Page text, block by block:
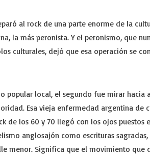
al rock de una parte enorme de la
la más peronista. Y el peronismo, que
culturales, dejó que esa operación se
popular local, el segundo fue mirar hacia
Esa vieja enfermedad argentina de
de los 60 y 70 llegó con los ojos puestos
anglosajón como escrituras
menor. Significa que el movimiento que